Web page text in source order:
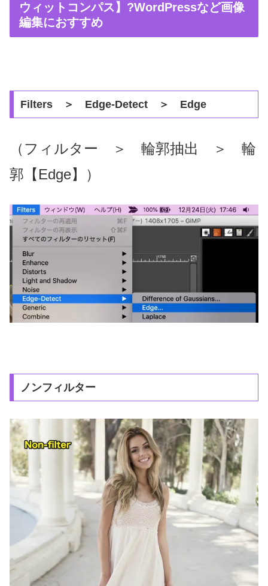
ウィットコンパス】?WordPressなど画像
編集におすすめ
Filters ＞ Edge-Detect ＞ Edge
（フィルター ＞ 輪郭抽出 ＞ 輪
郭【Edge】）
ノンフィルター